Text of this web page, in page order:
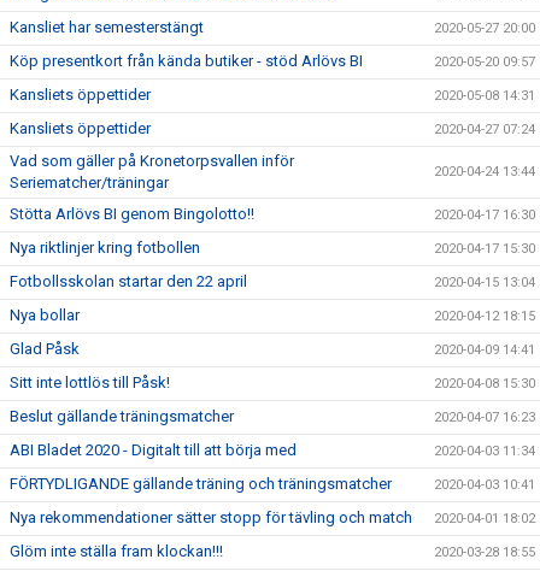
Kansliet har semesterstängt 2020-05-27 20:00
Köp presentkort från kända butiker - stöd Arlövs BI 2020-05-20 09:57
Kansliets öppettider 2020-05-08 14:31
Kansliets öppettider 2020-04-27 07:24
Vad som gäller på Kronetorpsvallen inför
Seriematcher/träningar
2020-04-24 13:44
Stötta Arlövs BI genom Bingolotto!! 2020-04-17 16:30
Nya riktlinjer kring fotbollen 2020-04-17 15:30
Fotbollsskolan startar den 22 april 2020-04-15 13:04
Nya bollar 2020-04-12 18:15
Glad Påsk 2020-04-09 14:41
Sitt inte lottlös till Påsk! 2020-04-08 15:30
Beslut gällande träningsmatcher 2020-04-07 16:23
ABI Bladet 2020 - Digitalt till att börja med 2020-04-03 11:34
FÖRTYDLIGANDE gällande träning och träningsmatcher 2020-04-03 10:41
Nya rekommendationer sätter stopp för tävling och match 2020-04-01 18:02
Glöm inte ställa fram klockan!!! 2020-03-28 18:55